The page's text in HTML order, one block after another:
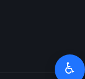
♿